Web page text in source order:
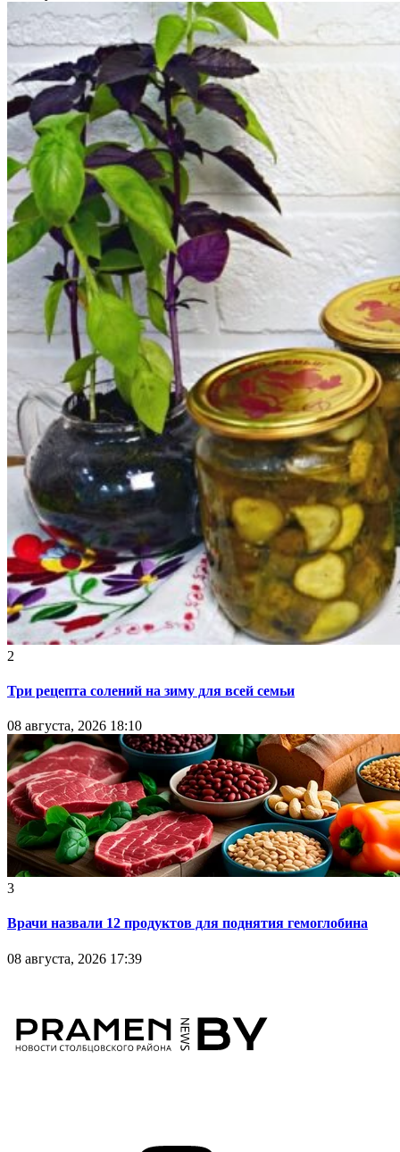
2
Три рецепта солений на зиму для всей семьи
08 августа, 2026 18:10
3
Врачи назвали 12 продуктов для поднятия гемоглобина
08 августа, 2026 17:39